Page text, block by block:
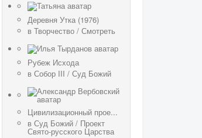
Деревня Утка (1976)
в Творчество / Смотреть
Рубеж Исхода
в Собор III / Суд Божий
Цивилизационный прое...
в Суд Божий / Проект
Свято-русского Царства